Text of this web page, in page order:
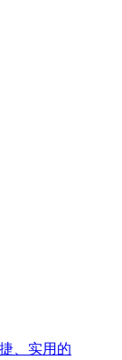
、实用的